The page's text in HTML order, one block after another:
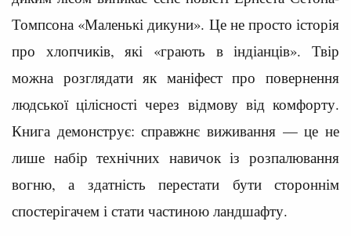
Томпсона «Маленькі дикуни». Це не просто історія
про хлопчиків, які «грають в індіанців». Твір
можна розглядати як маніфест про повернення
людської цілісності через відмову від комфорту.
Книга демонструє: справжнє виживання — це не
лише набір технічних навичок із розпалювання
вогню, а здатність перестати бути стороннім
спостерігачем і стати частиною ландшафту.